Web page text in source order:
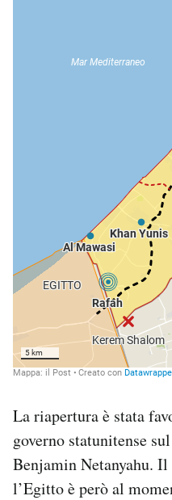
La riapertura è stata
governo statunitense
Benjamin Netanyahu.
l’Egitto è però al